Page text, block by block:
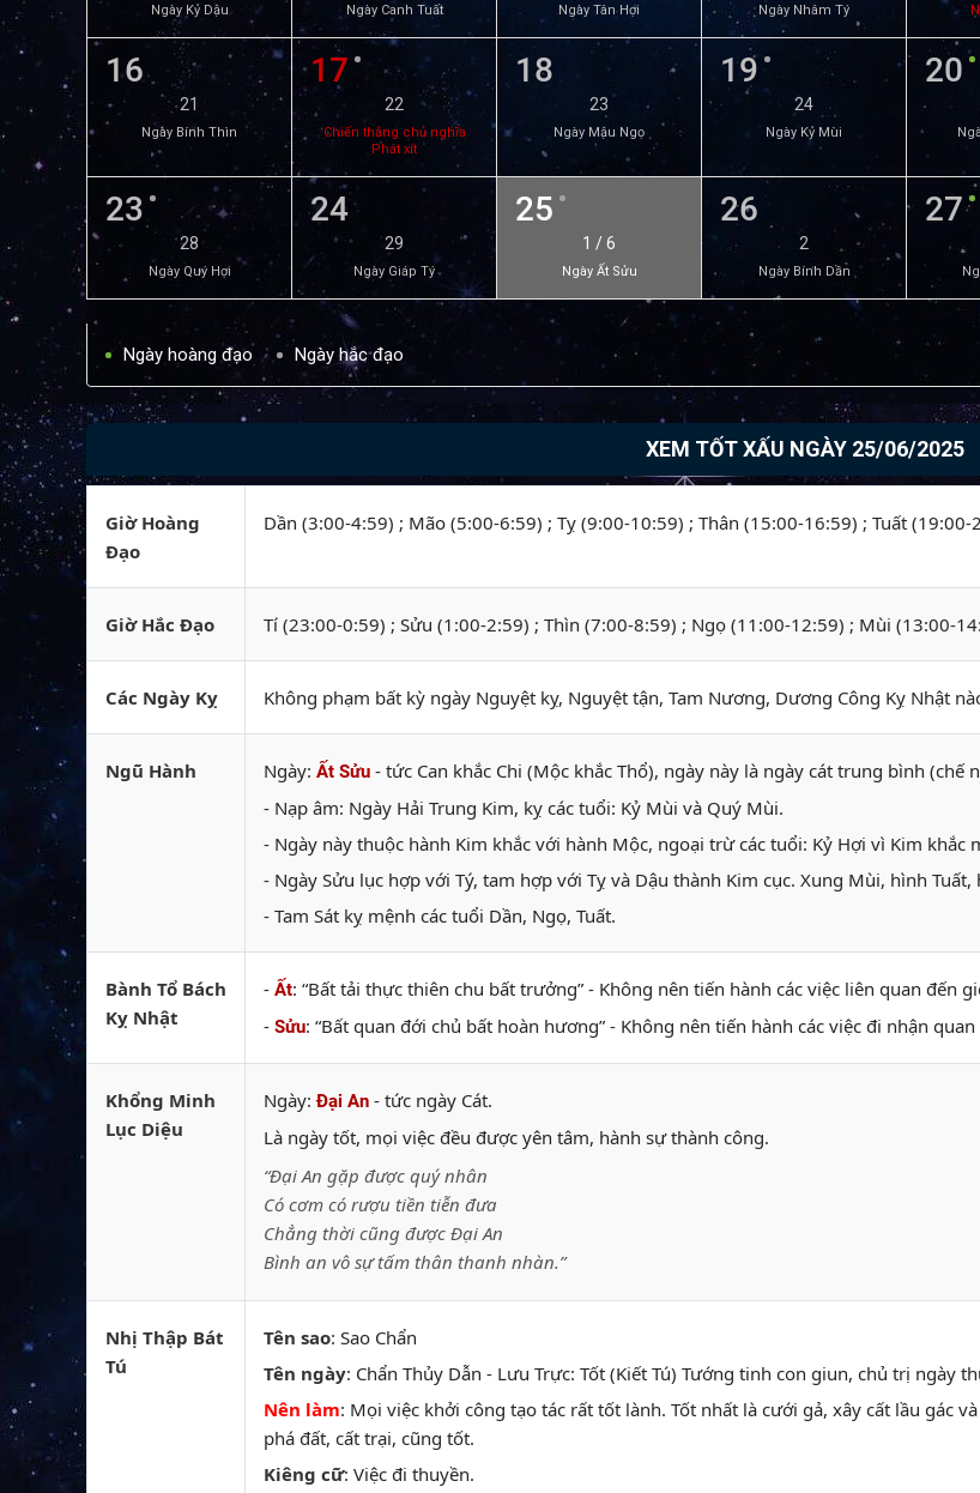
Ngày Kỷ Dậu Ngày Canh Tuất Ngày Tân Hợi Ngày Nhâm Tý
16
21
Ngày Bính Thìn
17
22
Chiến thắng chủ nghĩa
Phát xít
18
23
Ngày Mậu Ngọ
19
24
Ngày Kỷ Mùi
20
23
28
Ngày Quý Hợi
24
29
Ngày Giáp Tý
25
1 / 6
Ngày Ất Sửu
26
2
Ngày Bính Dần
27
Ngày hoàng đạo Ngày hắc đạo
XEM TỐT XẤU NGÀY 25/06/2025
Giờ Hoàng
Đạo
Dần (3:00-4:59) ; Mão (5:00-6:59) ; Tỵ (9:00-10:59) ; Thân (15:00-16:59) ; Tuất
Giờ Hắc Đạo Tí (23:00-0:59) ; Sửu (1:00-2:59) ; Thìn (7:00-8:59) ; Ngọ (11:00-12:59) ; Mùi (13:00-
Các Ngày Kỵ Không phạm bất kỳ ngày Nguyệt kỵ, Nguyệt tận, Tam Nương, Dương Công Kỵ Nhật
Ngũ Hành Ngày: Ất Sửu - tức Can khắc Chi (Mộc khắc Thổ), ngày này là ngày cát trung bình (chế
- Nạp âm: Ngày Hải Trung Kim, kỵ các tuổi: Kỷ Mùi và Quý Mùi.
- Ngày này thuộc hành Kim khắc với hành Mộc, ngoại trừ các tuổi: Kỷ Hợi vì Kim khắc
- Ngày Sửu lục hợp với Tý, tam hợp với Tỵ và Dậu thành Kim cục. Xung Mùi, hình
- Tam Sát kỵ mệnh các tuổi Dần, Ngọ, Tuất.
Bành Tổ Bách
Kỵ Nhật
- Ất: “Bất tải thực thiên chu bất trưởng” - Không nên tiến hành các việc liên quan đến
- Sửu: “Bất quan đới chủ bất hoàn hương” - Không nên tiến hành các việc đi nhận
Khổng Minh
Lục Diệu
Ngày:Đại An - tức ngày Cát.
Là ngày tốt, mọi việc đều được yên tâm, hành sự thành công.
“Đại An gặp được quý nhân
Có cơm có rượu tiền tiễn đưa
Chẳng thời cũng được Đại An
Bình an vô sự tấm thân thanh nhàn.”
Nhị Thập Bát
Tú
Tên sao: Sao Chẩn
Tên ngày: Chẩn Thủy Dẫn - Lưu Trực: Tốt (Kiết Tú) Tướng tinh con giun, chủ trị ngày
Nên làm: Mọi việc khởi công tạo tác rất tốt lành. Tốt nhất là cưới gả, xây cất lầu gác
phá đất, cất trại, cũng tốt.
Kiêng cữ: Việc đi thuyền.